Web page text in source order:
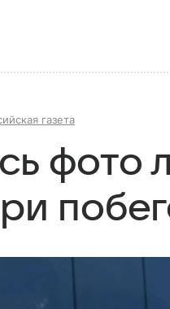
газета
фото